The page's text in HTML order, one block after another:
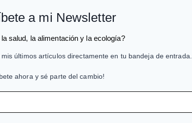
a mi Newsletter
salud, la alimentación y la ecología?
últimos artículos directamente en tu bandeja de entrada.
ahora y sé parte del cambio!